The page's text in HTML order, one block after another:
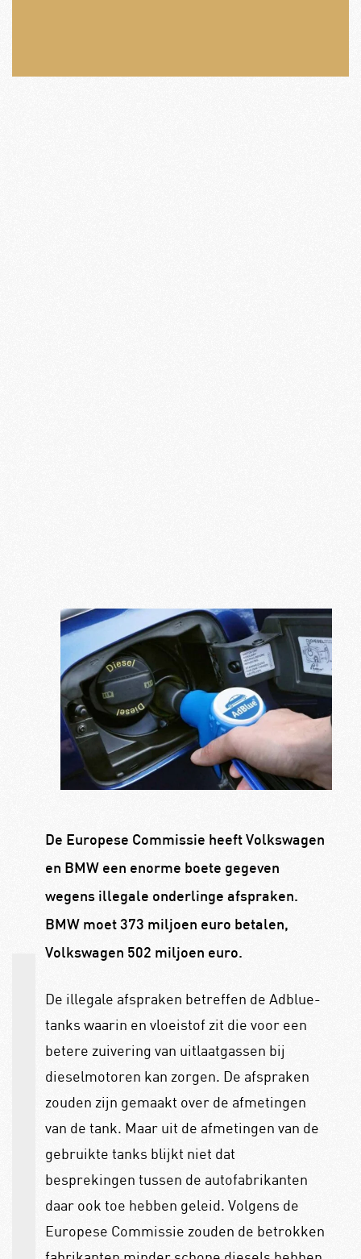
De Europese Commissie heeft Volkswagen
en BMW een enorme boete gegeven
wegens illegale onderlinge afspraken.
BMW moet 373 miljoen euro betalen,
Volkswagen 502 miljoen euro.
De illegale afspraken betreffen de Adblue-
tanks waarin en vloeistof zit die voor een
betere zuivering van uitlaatgassen bij
dieselmotoren kan zorgen. De afspraken
zouden zijn gemaakt over de afmetingen
van de tank. Maar uit de afmetingen van de
gebruikte tanks blijkt niet dat
besprekingen tussen de autofabrikanten
daar ook toe hebben geleid. Volgens de
Europese Commissie zouden de betrokken